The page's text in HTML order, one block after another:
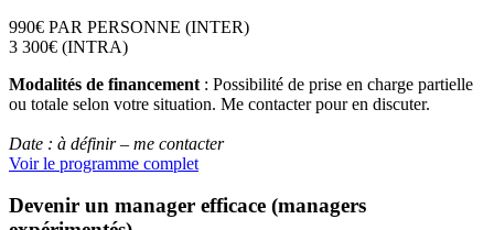
990€ PAR PERSONNE (INTER)
3 300€ (INTRA)
Modalités de financement : Possibilité de prise en charge partielle
ou totale selon votre situation. Me contacter pour en discuter.
Date : à définir – me contacter
Voir le programme complet
Devenir un manager efficace (managers